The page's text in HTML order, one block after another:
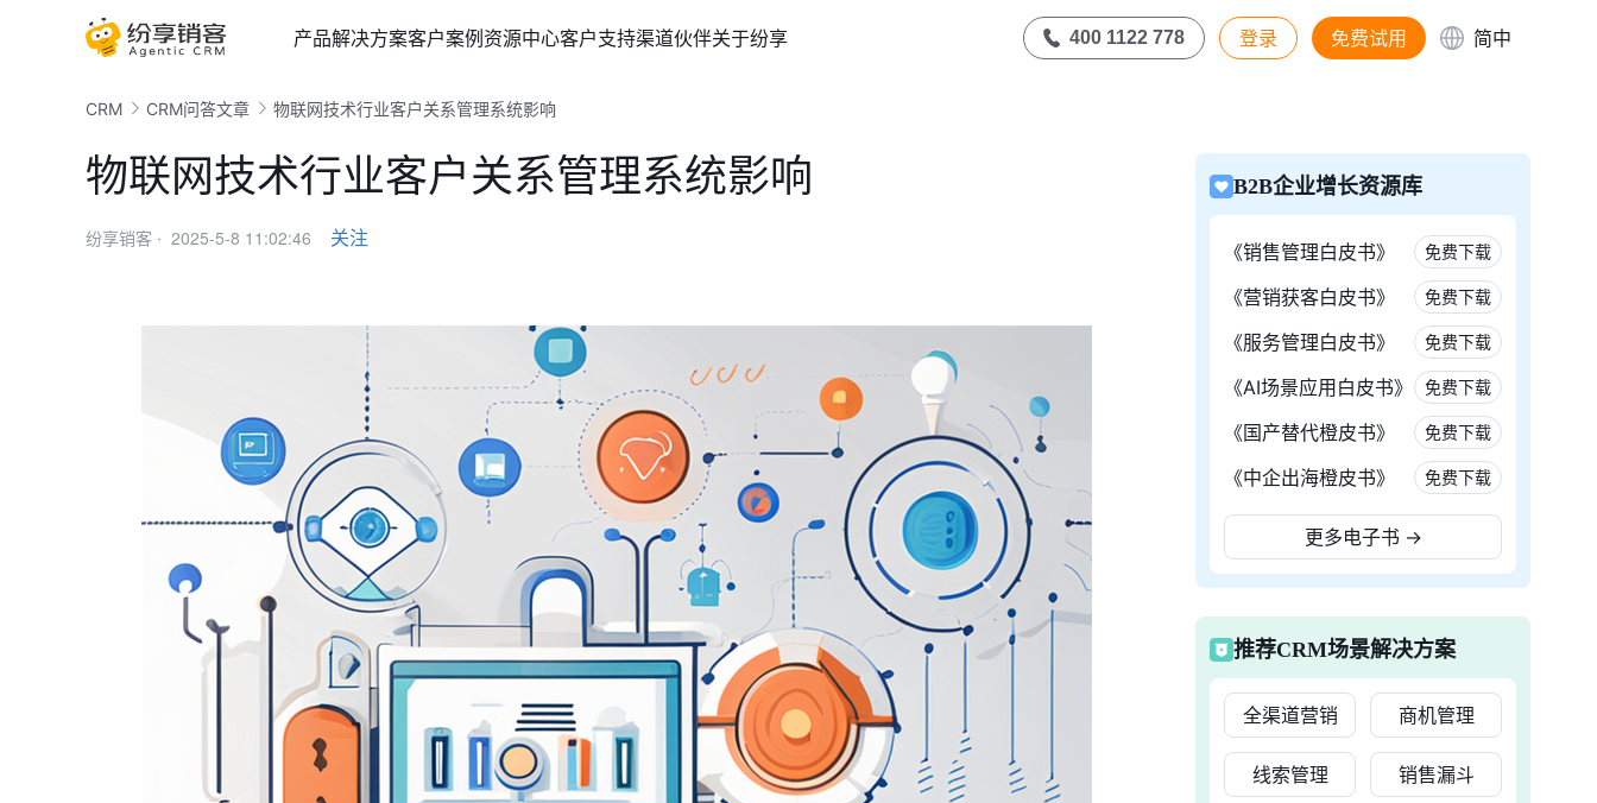
产品解决方案客户案例资源中心客户支持渠道伙伴关于纷享 400 1122 778 登录 免费试用 简中
CRM CRM问答文章 物联网技术行业客户关系管理系统影响
物联网技术行业客户关系管理系统影响
纷享销客 · 2025-5-8 11:02:46 关注
B2B企业增长资源库
《销售管理白皮书》 免费下载
《营销获客白皮书》 免费下载
《服务管理白皮书》 免费下载
《AI场景应用白皮书》 免费下载
《国产替代橙皮书》 免费下载
《中企出海橙皮书》 免费下载
更多电子书 →
推荐CRM场景解决方案
全渠道营销 商机管理
线索管理 销售漏斗